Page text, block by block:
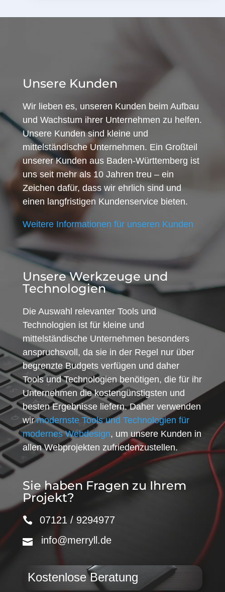
Unsere Kunden
Wir lieben es, unseren Kunden beim Aufbau
und Wachstum ihrer Unternehmen zu helfen.
Unsere Kunden sind kleine und
mittelständische Unternehmen. Ein Großteil
unserer Kunden aus Baden-Württemberg ist
uns seit mehr als 10 Jahren treu – ein
Zeichen dafür, dass wir ehrlich sind und
einen langfristigen Kundenservice bieten.
Weitere Informationen für unseren Kunden
Unsere Werkzeuge und
Technologien
Die Auswahl relevanter Tools und
Technologien ist für kleine und
mittelständische Unternehmen besonders
anspruchsvoll, da sie in der Regel nur über
begrenzte Budgets verfügen und daher
Tools und Technologien benötigen, die für ihr
Unternehmen die kostengünstigsten und
besten Ergebnisse liefern. Daher verwenden
wirmodernste Tools und Technologien für
modernes Webdesign, um unsere Kunden in
allen Webprojekten zufriedenzustellen.
Sie haben Fragen zu Ihrem
Projekt?
07121 / 9294977
info@merryll.de
Kostenlose Beratung